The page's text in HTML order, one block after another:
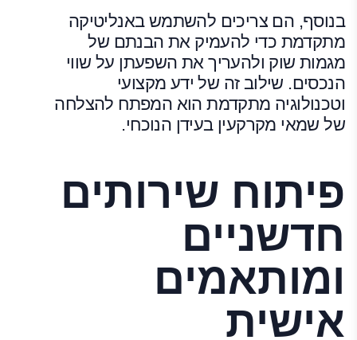
בנוסף, הם צריכים להשתמש באנליטיקה
מתקדמת כדי להעמיק את הבנתם של
מגמות שוק ולהעריך את השפעתן על שווי
הנכסים. שילוב זה של ידע מקצועי
וטכנולוגיה מתקדמת הוא המפתח להצלחה
של שמאי מקרקעין בעידן הנוכחי.
פיתוח שירותים
חדשניים
ומותאמים
אישית